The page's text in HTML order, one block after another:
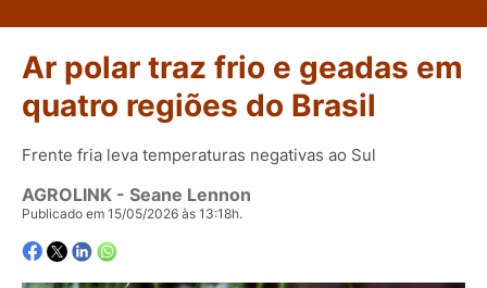
Ar polar traz frio e geadas em
quatro regiões do Brasil
Frente fria leva temperaturas negativas ao Sul
AGROLINK - Seane Lennon
Publicado em 15/05/2026 às 13:18h.